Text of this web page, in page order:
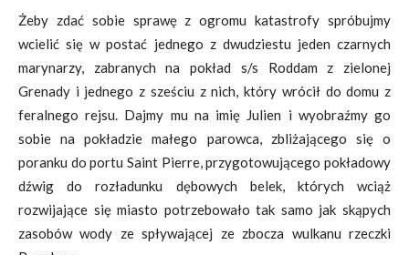
Żeby zdać sobie sprawę z ogromu katastrofy spróbujmy
wcielić się w postać jednego z dwudziestu jeden czarnych
marynarzy, zabranych na pokład s/s Roddam z zielonej
Grenady i jednego z sześciu z nich, który wrócił do domu z
feralnego rejsu. Dajmy mu na imię Julien i wyobraźmy go
sobie na pokładzie małego parowca, zbliżającego się o
poranku do portu Saint Pierre, przygotowującego pokładowy
dźwig do rozładunku dębowych belek, których wciąż
rozwijające się miasto potrzebowało tak samo jak skąpych
zasobów wody ze spływającej ze zbocza wulkanu rzeczki